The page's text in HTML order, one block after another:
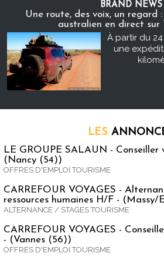
BRAND NEWS
Une route, des voix, un regard
australien en direct sur
À partir du
une
LES
LE GROUPE SALAUN - Conseiller
(Nancy (54))
OFFRES D'EMPLOI TOURISME
CARREFOUR VOYAGES -
ressources humaines H/F - (Massy/
ALTERNANCE / STAGES TOURISME
CARREFOUR VOYAGES -
- (Vannes (56))
OFFRES D'EMPLOI TOURISME